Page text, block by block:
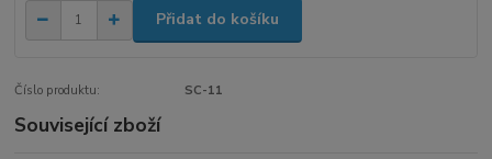
Přidat do košíku
Číslo produktu: SC-11
Související zboží